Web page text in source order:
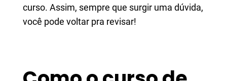
curso. Assim, sempre que surgir uma dúvida,
você pode voltar pra revisar!